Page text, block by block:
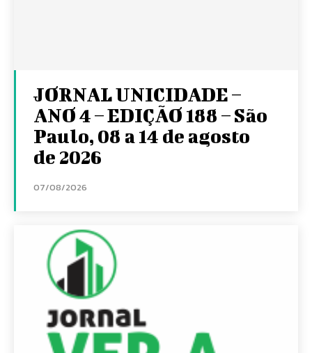
JORNAL UNICIDADE –
ANO 4 – EDIÇÃO 188 – São
Paulo, 08 a 14 de agosto
de 2026
07/08/2026